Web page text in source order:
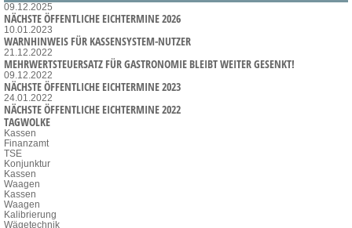
09.12.2025
NÄCHSTE ÖFFENTLICHE EICHTERMINE 2026
10.01.2023
WARNHINWEIS FÜR KASSENSYSTEM-NUTZER
21.12.2022
MEHRWERTSTEUERSATZ FÜR GASTRONOMIE BLEIBT WEITER GESENKT!
09.12.2022
NÄCHSTE ÖFFENTLICHE EICHTERMINE 2023
24.01.2022
NÄCHSTE ÖFFENTLICHE EICHTERMINE 2022
TAGWOLKE
Kassen
Finanzamt
TSE
Konjunktur
Kassen
Waagen
Kassen
Waagen
Kalibrierung
Wägetechnik